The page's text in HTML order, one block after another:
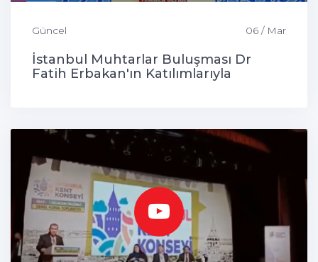
Güncel 06 / Mar
İstanbul Muhtarlar Buluşması Dr
Fatih Erbakan'ın Katılımlarıyla